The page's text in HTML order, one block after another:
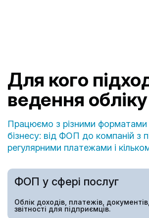
Для кого
ведення
Працюємо з різними форматами
бізнесу: від ФОП до компаній з
регулярними платежами і
ФОП у сфері послуг
Облік доходів, платежів,
звітності для підприємців.